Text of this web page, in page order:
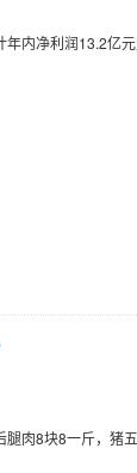
内净利润13.2亿
腿肉8块8一斤，猪